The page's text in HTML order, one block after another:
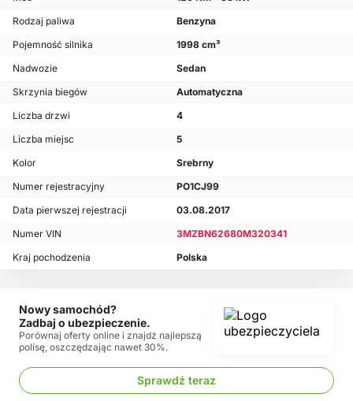
Rodzaj paliwa
Benzyna
Pojemność silnika
1998 cm³
Nadwozie
Sedan
Skrzynia biegów
Automatyczna
Liczba drzwi
4
Liczba miejsc
5
Kolor
Srebrny
Numer rejestracyjny
PO1CJ99
Data pierwszej rejestracji
03.08.2017
Numer VIN
3MZBN62680M320341
Kraj pochodzenia
Polska
Nowy samochód?
Zadbaj o ubezpieczenie.
Porównaj oferty online i znajdź najlepszą
polisę, oszczędzając nawet 30%.
Sprawdź teraz